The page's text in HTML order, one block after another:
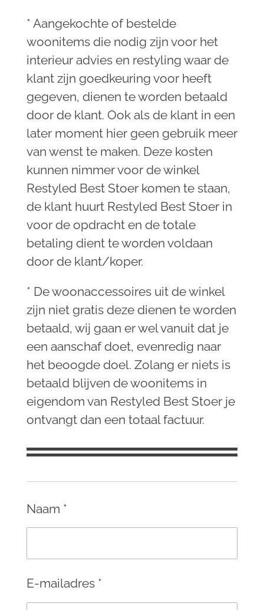
* Aangekochte of bestelde
woonitems die nodig zijn voor het
interieur advies en restyling waar de
klant zijn goedkeuring voor heeft
gegeven, dienen te worden betaald
door de klant. Ook als de klant in een
later moment hier geen gebruik meer
van wenst te maken. Deze kosten
kunnen nimmer voor de winkel
Restyled Best Stoer komen te staan,
de klant huurt Restyled Best Stoer in
voor de opdracht en de totale
betaling dient te worden voldaan
door de klant/koper.
* De woonaccessoires uit de winkel
zijn niet gratis deze dienen te worden
betaald, wij gaan er wel vanuit dat je
een aanschaf doet, evenredig naar
het beoogde doel. Zolang er niets is
betaald blijven de woonitems in
eigendom van Restyled Best Stoer je
ontvangt dan een totaal factuur.
Naam *
E-mailadres *